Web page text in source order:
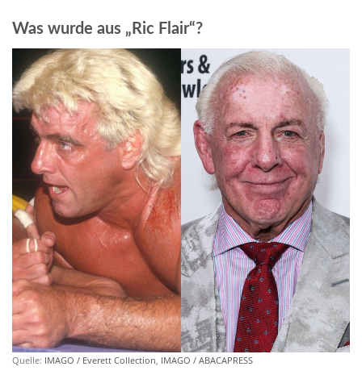
Was wurde aus „Ric Flair“?
Quelle: IMAGO / Everett Collection, IMAGO / ABACAPRESS